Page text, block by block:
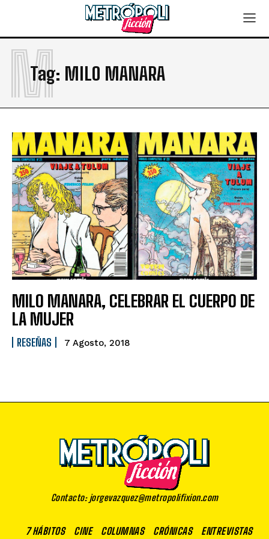
Tag: MILO MANARA
M
MILO MANARA, CELEBRAR EL CUERPO DE
LA MUJER
RESEÑAS 7 Agosto, 2018
Contacto: jorgevazquez@metropolifixion.com
7 HÁBITOS CINE COLUMNAS CRÓNICAS ENTREVISTAS